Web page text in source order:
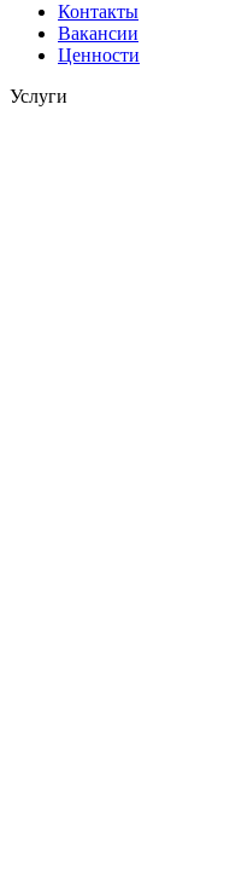
Контакты
Вакансии
Ценности
Услуги